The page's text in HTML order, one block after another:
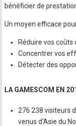
bénéficier de
Un moyen efficace
Réduire vos
Concentrer vos
Détecter des
LA GAMESCOM EN
276 238 visiteurs
venus d'Asie du